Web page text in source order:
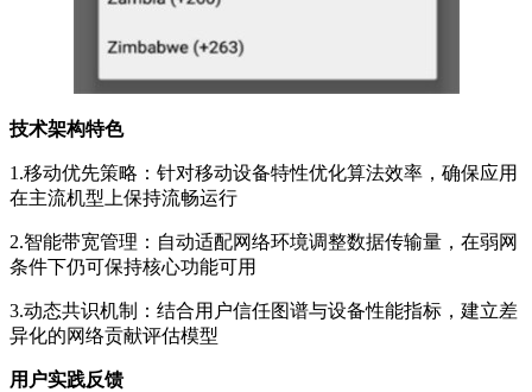
技术架构特色
1.移动优先策略：针对移动设备特性优化算法效率，确保应用
在主流机型上保持流畅运行
2.智能带宽管理：自动适配网络环境调整数据传输量，在弱网
条件下仍可保持核心功能可用
3.动态共识机制：结合用户信任图谱与设备性能指标，建立差
异化的网络贡献评估模型
用户实践反馈